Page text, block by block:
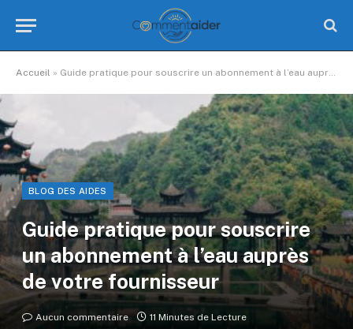
Accueil » Guide pratique pour souscrire un abonnement à l’eau auprès de votre fournisseur
BLOG DES AIDES
Guide pratique pour souscrire
un abonnement à l’eau auprès
de votre fournisseur
Aucun commentaire 11 Minutes de Lecture